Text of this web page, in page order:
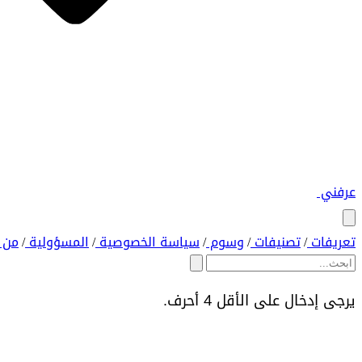
عرفني
تعريفات/ تصنيفات/ وسوم/ سياسة الخصوصية/ المسؤولية/
يرجى إدخال على الأقل 4 أحرف.